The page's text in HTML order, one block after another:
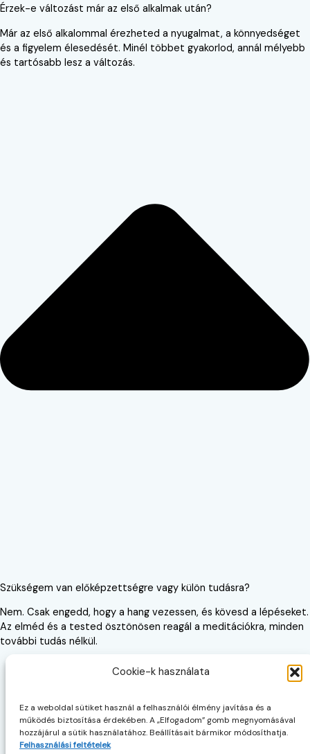
Cookie-k használata
Ez a weboldal sütiket használ a felhasználói élmény javítása és a
működés biztosítása érdekében. A „Elfogadom” gomb megnyomásával
hozzájárul a sütik használatához. Beállításait bármikor módosíthatja.
Felhasználási feltételek
Érzek-e változást már az első alkalmak után?
Már az első alkalommal érezheted a nyugalmat, a könnyedséget
és a figyelem élesedését. Minél többet gyakorlod, annál mélyebb
és tartósabb lesz a változás.
Szükségem van előképzettségre vagy külön tudásra?
Nem. Csak engedd, hogy a hang vezessen, és kövesd a lépéseket.
Az elméd és a tested ösztönösen reagál a meditációkra, minden
további tudás nélkül.
Rólunk
Kapcsolat